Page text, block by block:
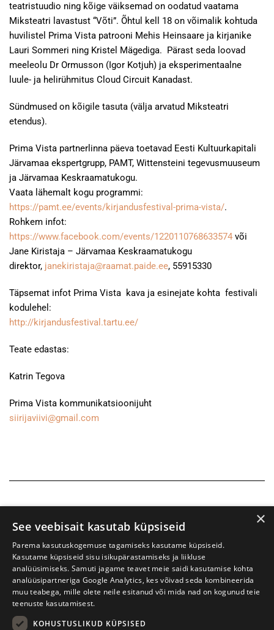
teatristuudio ning kõige väiksemad on oodatud vaatama
Miksteatri lavastust “Võti”. Õhtul kell 18 on võimalik kohtuda
huvilistel Prima Vista patrooni Mehis Heinsaare ja kirjanike
Lauri Sommeri ning Kristel Mägediga. Pärast seda loovad
meeleolu Dr Ormusson (Igor Kotjuh) ja eksperimentaalne
luule- ja helirühmitus Cloud Circuit Kanadast.
Sündmused on kõigile tasuta (välja arvatud Miksteatri
etendus).
Prima Vista partnerlinna päeva toetavad Eesti Kultuurkapitali
Järvamaa ekspertgrupp, PAMT, Wittensteini tegevusmuuseum
ja Järvamaa Keskraamatukogu.
Vaata lähemalt kogu programmi:
https://pamt.ee/events/kirjandusfestival-prima-vista/.
Rohkem infot:
https://www.facebook.com/events/1220110768633574 või
Jane Kiristaja – Järvamaa Keskraamatukogu
direktor, janekiristaja@raamat.paide.ee, 55915330
Täpsemat infot Prima Vista kava ja esinejate kohta festivali
kodulehel:
http://kirjandusfestival.tartu.ee/
Teate edastas:
Katrin Tegova
Prima Vista kommunikatsioonijuht
siirijaviivi@gmail.com
×
See veebisait kasutab küpsiseid
Parema kasutuskogemuse tagamiseks kasutame küpsiseid.
Kasutame küpsiseid sisu isikupärastamiseks ja liikluse
analüüsimiseks. Samuti jagame teavet meie saidi kasutamise kohta
analüüsipartneriga Google Analytics, kes võivad seda kombineerida
muu teabega, mille olete neile esitanud või mida nad on kogunud teie
teenuste kasutamisest.
KOHUSTUSLIKUD KÜPSISED